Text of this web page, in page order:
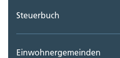
Steuerbuch
Einwohnergemeinden